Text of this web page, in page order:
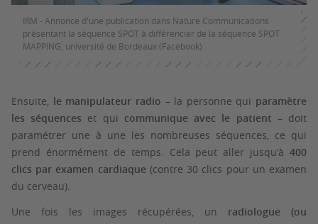
IRM - Annonce d'une publication dans Nature Communications
présentant la séquence SPOT à différencier de la séquence SPOT
MAPPING, université de Bordeaux (Facebook)
Ensuite, le manipulateur radio – la personne qui paramètre
les séquences et qui communique avec le patient – doit
paramétrer une à une les nombreuses séquences, ce qui
prend énormément de temps. Cela peut aller jusqu'à 400
clics par examen cardiaque(contre 30 clics pour un examen
du cerveau).
Une fois les images récupérées, un radiologue (ou